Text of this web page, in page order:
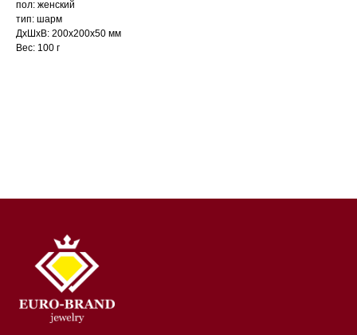
пол: женский
тип: шарм
ДxШxВ: 200x200x50 мм
Вес: 100 г